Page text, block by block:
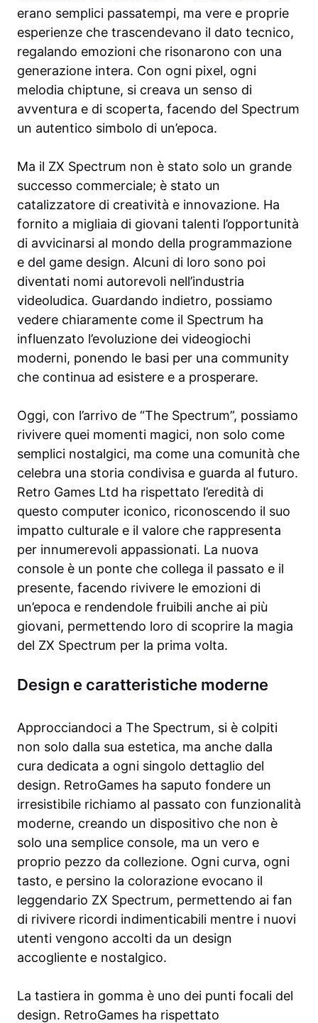
erano semplici passatempi, ma vere e proprie
esperienze che trascendevano il dato tecnico,
regalando emozioni che risonarono con una
generazione intera. Con ogni pixel, ogni
melodia chiptune, si creava un senso di
avventura e di scoperta, facendo del Spectrum
un autentico simbolo di un’epoca.
Ma il ZX Spectrum non è stato solo un grande
successo commerciale; è stato un
catalizzatore di creatività e innovazione. Ha
fornito a migliaia di giovani talenti l’opportunità
di avvicinarsi al mondo della programmazione
e del game design. Alcuni di loro sono poi
diventati nomi autorevoli nell’industria
videoludica. Guardando indietro, possiamo
vedere chiaramente come il Spectrum ha
influenzato l’evoluzione dei videogiochi
moderni, ponendo le basi per una community
che continua ad esistere e a prosperare.
Oggi, con l’arrivo de “The Spectrum”, possiamo
rivivere quei momenti magici, non solo come
semplici nostalgici, ma come una comunità che
celebra una storia condivisa e guarda al futuro.
Retro Games Ltd ha rispettato l’eredità di
questo computer iconico, riconoscendo il suo
impatto culturale e il valore che rappresenta
per innumerevoli appassionati. La nuova
console è un ponte che collega il passato e il
presente, facendo rivivere le emozioni di
un’epoca e rendendole fruibili anche ai più
giovani, permettendo loro di scoprire la magia
del ZX Spectrum per la prima volta.
Design e caratteristiche moderne
Approcciandoci a The Spectrum, si è colpiti
non solo dalla sua estetica, ma anche dalla
cura dedicata a ogni singolo dettaglio del
design. RetroGames ha saputo fondere un
irresistibile richiamo al passato con funzionalità
moderne, creando un dispositivo che non è
solo una semplice console, ma un vero e
proprio pezzo da collezione. Ogni curva, ogni
tasto, e persino la colorazione evocano il
leggendario ZX Spectrum, permettendo ai fan
di rivivere ricordi indimenticabili mentre i nuovi
utenti vengono accolti da un design
accogliente e nostalgico.
La tastiera in gomma è uno dei punti focali del
design. RetroGames ha rispettato